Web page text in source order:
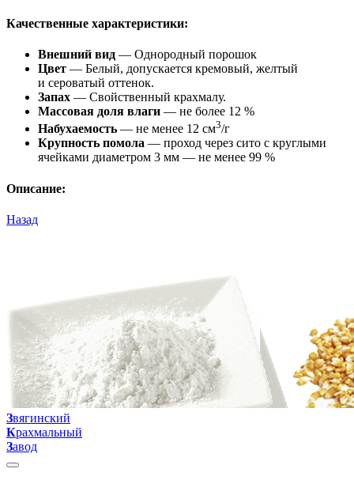
Качественные характеристики:
Внешний вид — Однородный порошок
Цвет — Белый, допускается кремовый, желтый
и сероватый оттенок.
Запах — Свойственный крахмалу.
Массовая доля влаги — не более 12 %
Набухаемость — не менее 12 см3/г
Крупность помола — проход через сито с круглыми
ячейками диаметром 3 мм — не менее 99 %
Описание:
Назад
Звягинский
Крахмальный
Завод